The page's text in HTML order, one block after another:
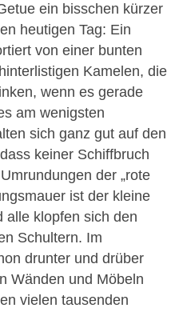
ein bisschen kürzer
heutigen Tag: Ein
von einer bunten
Kamelen, die
wenn es gerade
am wenigsten
sich ganz gut auf den
keiner Schiffbruch
der „rote
ist der kleine
alle klopfen sich den
Schultern. Im
drunter und drüber
Wänden und Möbeln
vielen tausenden